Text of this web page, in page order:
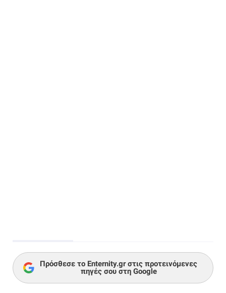
Πρόσθεσε το Enternity.gr στις προτεινόμενες
πηγές σου στη Google